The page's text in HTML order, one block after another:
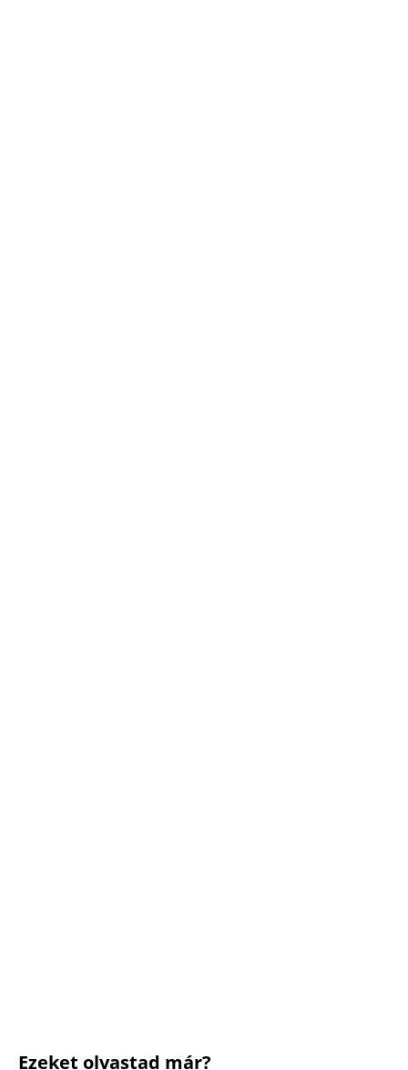
Ezeket olvastad már?